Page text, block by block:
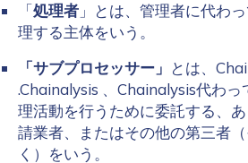
「処理者 」とは、管理者に代わ
理する主体をいう。
「サブプロセッサー」 とは、
.Chainalysis 、Chainalysis代わ
理活動を行うために委託する、
請業者、またはその他の第三者
く）をいう。
*
Last name
*
Company / Organization Name
Work Email Address